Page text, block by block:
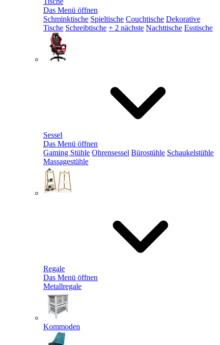
Das Menü öffnen
Schminktische Spieltische Couchtische Dekorative
Tische Schreibtische + 2 nächste Nachttische Esstische
Sessel
Das Menü öffnen
Gaming Stühle Ohrensessel Bürostühle Schaukelstühle
Massagestühle
Regale
Das Menü öffnen
Metallregale
Kommoden